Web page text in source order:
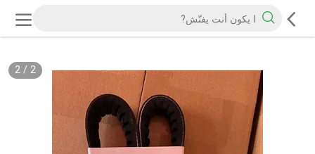
2
/
2